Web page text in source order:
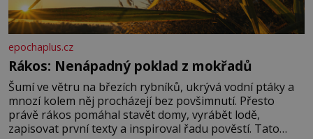
epochaplus.cz
Rákos: Nenápadný poklad z mokřadů
Šumí ve větru na březích rybníků, ukrývá vodní ptáky a
mnozí kolem něj procházejí bez povšimnutí. Přesto
právě rákos pomáhal stavět domy, vyrábět lodě,
zapisovat první texty a inspiroval řadu pověstí. Tato